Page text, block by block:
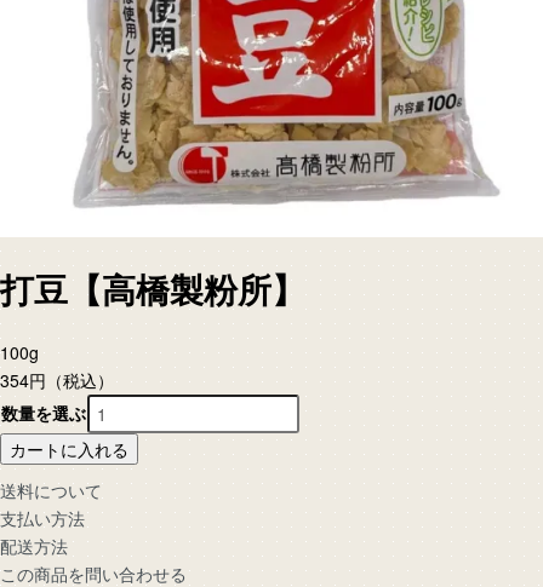
打豆【高橋製粉所】
100g
354円 （税込）
数量を選ぶ
カートに入れる
送料について
支払い方法
配送方法
この商品を問い合わせる